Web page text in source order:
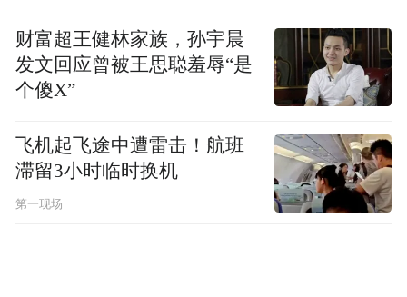
财富超王健林家族，孙宇晨
发文回应曾被王思聪羞辱“是
个傻X”
飞机起飞途中遭雷击！航班
滞留3小时临时换机
第一现场